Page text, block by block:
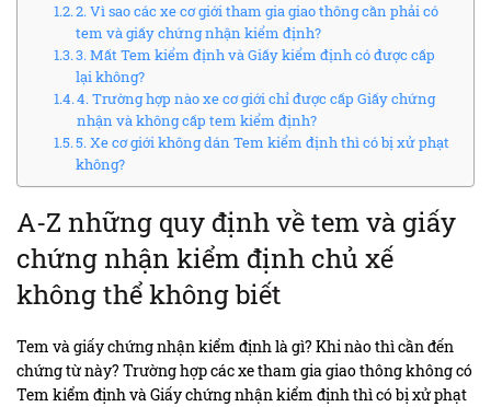
2. Vì sao các xe cơ giới tham gia giao thông cần phải có
tem và giấy chứng nhận kiểm định?
3. Mất Tem kiểm định và Giấy kiểm định có được cấp
lại không?
4. Trường hợp nào xe cơ giới chỉ được cấp Giấy chứng
nhận và không cấp tem kiểm định?
5. Xe cơ giới không dán Tem kiểm định thì có bị xử phạt
không?
A-Z những quy định về tem và giấy
chứng nhận kiểm định chủ xế
không thể không biết
Tem và giấy chứng nhận kiểm định là gì? Khi nào thì cần đến
chứng từ này? Trường hợp các xe tham gia giao thông không có
Tem kiểm định và Giấy chứng nhận kiểm định thì có bị xử phạt